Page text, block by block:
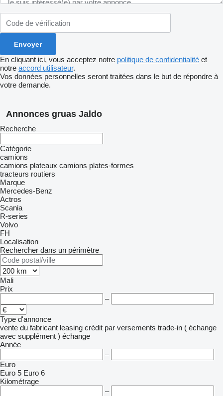
En cliquant ici, vous acceptez notre politique de confidentialité et
notre accord utilisateur.
Vos données personnelles seront traitées dans le but de répondre à
votre demande.
Annonces gruas Jaldo
Recherche
Catégorie
camions
camions plateaux camions plates-formes
tracteurs routiers
Marque
Mercedes-Benz
Actros
Scania
R-series
Volvo
FH
Localisation
Rechercher dans un périmètre
Mali
Prix
–
Type d'annonce
vente du fabricant leasing crédit par versements trade-in ( échange
avec supplément ) échange
Année
–
Euro
Euro 5 Euro 6
Kilométrage
–